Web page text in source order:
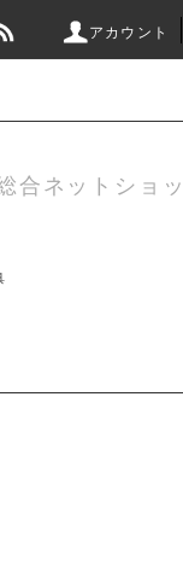
アカウント
合ネットショ